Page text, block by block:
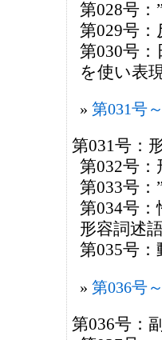
第028号：
第029号：
第030号
を使い表
第031号
第031号：
第032号
第033号：
第034号
形容詞述
第035号
第036号
第036号：